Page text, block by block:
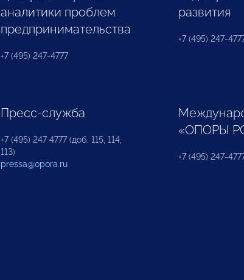
аналитики проблем
предпринимательства
+7 (495) 247-4777
развития
+7 (495) 247-
Пресс-служба
+7 (495) 247 4777 (доб. 115, 114,
113)
pressa@opora.ru
«ОПОРЫ
+7 (495) 247-